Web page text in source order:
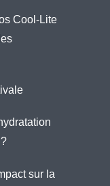
Cool-Lite
sur la